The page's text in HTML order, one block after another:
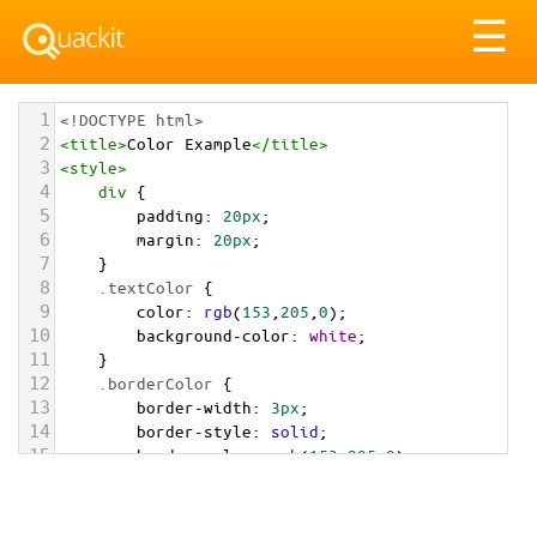
☰
1 <!DOCTYPE html>
2 <title>Color Example</title>
3 <style>
4 div {
5 padding: 20px;
6 margin: 20px;
7 }
8 .textColor {
9 color: rgb(153 205 0);
10 background-color: white;
11 }
12 .borderColor {
13 border-width: 3px;
14 border-style: solid;
15 border-color: rgb(153,205,0);